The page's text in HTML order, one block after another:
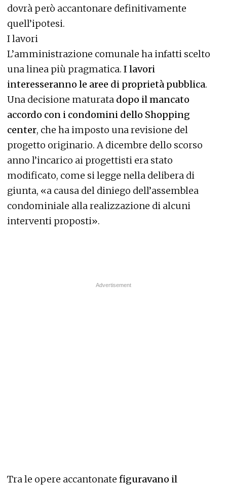
dovrà però accantonare definitivamente
quell’ipotesi.
I lavori
L’amministrazione comunale ha infatti scelto
una linea più pragmatica. I lavori
interesseranno le aree di proprietà pubblica.
Una decisione maturata dopo il mancato
accordo con i condomini dello Shopping
center, che ha imposto una revisione del
progetto originario. A dicembre dello scorso
anno l’incarico ai progettisti era stato
modificato, come si legge nella delibera di
giunta, «a causa del diniego dell’assemblea
condominiale alla realizzazione di alcuni
interventi proposti».
Tra le opere accantonate figuravano il